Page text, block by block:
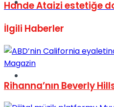
Hande Ataizi estetiğe
İlgili Haberler
Magazin
Rihanna’nın Beverly